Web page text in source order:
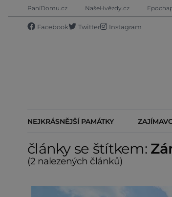
PaníDomu.cz NašeHvězdy.cz
Facebook Twitter Instagram
NEJKRÁSNĚJŠÍ PAMÁTKY
články se štítkem:
(2 nalezených článků)